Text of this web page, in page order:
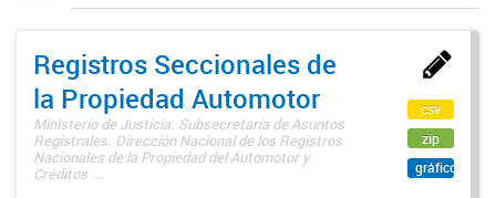
Registros Seccionales de
la Propiedad Automotor
Ministerio de Justicia. Subsecretaría de Asuntos
Registrales. Dirección Nacional de los Registros
Nacionales de la Propiedad del Automotor y
Créditos ...
csv
zip
gráfico